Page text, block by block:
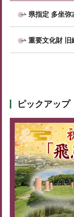
県指定 多坐弥
重要文化財 旧
ピックアップ